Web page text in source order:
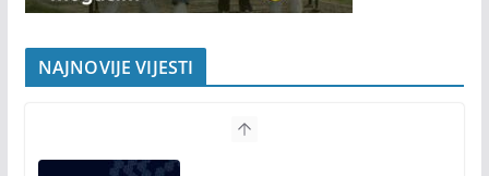
NAJNOVIJE VIJESTI